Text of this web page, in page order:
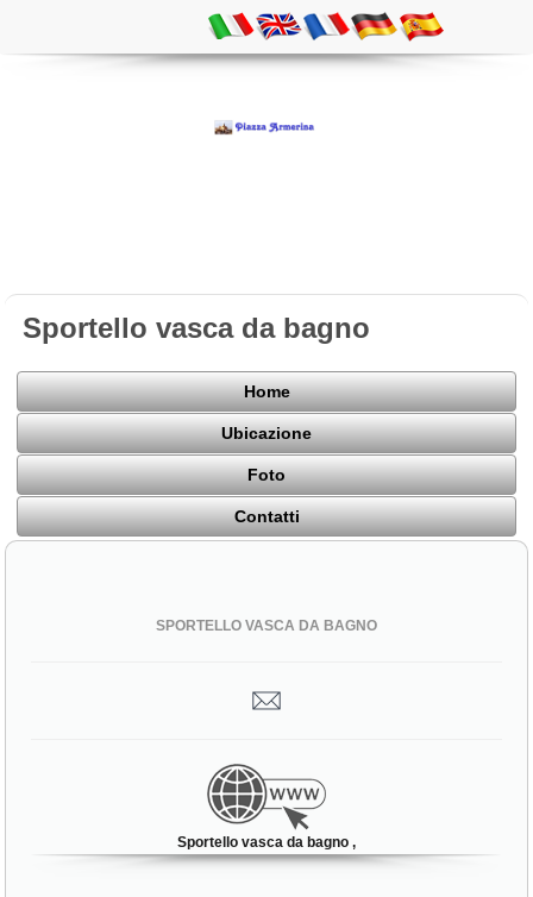
Sportello vasca da bagno
Home
Ubicazione
Foto
Contatti
SPORTELLO VASCA DA BAGNO
Sportello vasca da bagno ,